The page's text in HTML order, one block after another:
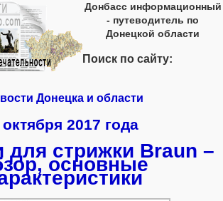
Донбасс информационный
- путеводитель по
Донецкой области
Поиск по сайту:
Донецка и области
2017 года
стрижки Braun –
основные